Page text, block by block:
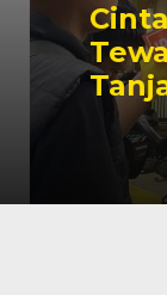
Cinta